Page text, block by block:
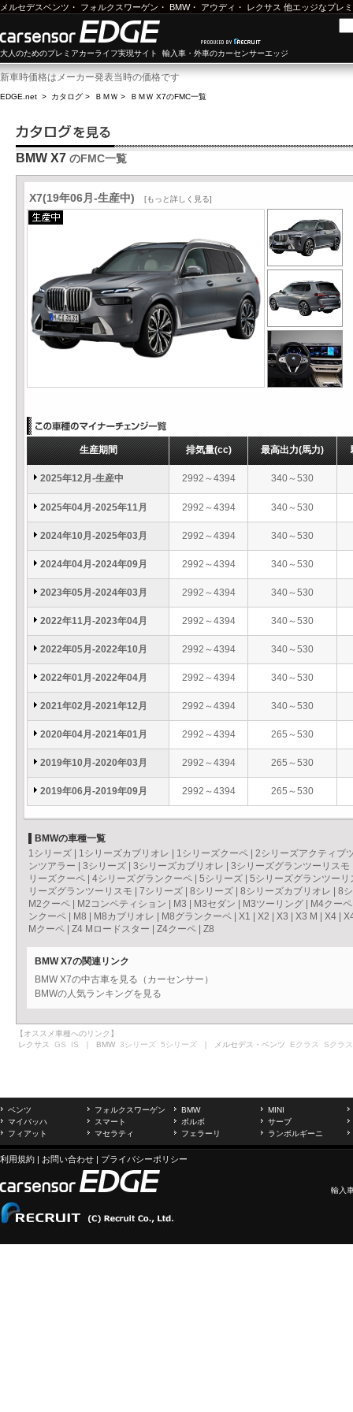
メルセデスベンツ ・ フォルクスワーゲン ・ BMW・ アウディ ・ レクサス 他エッジなプレ
大人のためのプレミアカーライフ実現サイト 輸入車・外車のカーセンサーエッジ
新車時価格はメーカー発表当時の価格です
EDGE.net > カタログ > ＢＭＷ > ＢＭＷ X7のFMC一覧
BMW X7 のFMC一覧
X7(19年06月-生産中) [もっと詳しく見る]
生産期間 排気量(cc) 最高出力(馬力)
2025年12月-生産中 2992～4394 340～530
2025年04月-2025年11月 2992～4394 340～530
2024年10月-2025年03月 2992～4394 340～530
2024年04月-2024年09月 2992～4394 340～530
2023年05月-2024年03月 2992～4394 340～530
2022年11月-2023年04月 2992～4394 340～530
2022年05月-2022年10月 2992～4394 340～530
2022年01月-2022年04月 2992～4394 340～530
2021年02月-2021年12月 2992～4394 340～530
2020年04月-2021年01月 2992～4394 265～530
2019年10月-2020年03月 2992～4394 265～530
2019年06月-2019年09月 2992～4394 265～530
BMWの車種一覧
1シリーズ
1シリーズカブリオレ 1シリーズクーペ
2シリーズアクティブ
ンツアラー
3シリーズ 3シリーズカブリオレ 3シリーズグランツーリスモ
リーズクーペ
4シリーズグランクーペ 5シリーズ
5シリーズグランツーリ
リーズグランツーリスモ
7シリーズ 8シリーズ 8シリーズカブリオレ
8
M2クーペ
M2コンペティション M3 M3セダン M3ツーリング M4クーペ
ンクーペ
M8 M8カブリオレ M8グランクーペ X1 X2 X3 X3 M X4
Mクーペ
Z4 Mロードスター Z4クーペ Z8
BMW X7の関連リンク
BMW X7の中古車を見る（カーセンサー）
BMWの人気ランキングを見る
【オススメ車種へのリンク】
レクサス GS IS ｜ BMW 3シリーズ 5シリーズ ｜ メルセデス・ベンツ Eクラス Sクラス
ベンツ フォルクスワーゲン BMW
MINI
マイバッハ
スマート ボルボ
サーブ
フィアット
マセラティ フェラーリ ランボルギーニ
利用規約 | お問い合わせ | プライバシーポリシー
輸入